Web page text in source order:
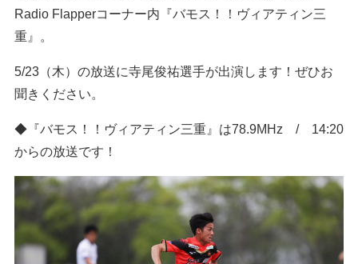
Radio Flapperコーナー内『バモス！！ヴィアティン三
重』。
5/23（木）の放送に寺尾俊祐選手が出演します！ぜひお
聞きください。
◆『バモス！！ヴィアティン三重』は78.9MHz / 14:20
からの放送です！